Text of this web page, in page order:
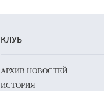
КЛУБ
АРХИВ НОВОСТЕЙ
ИСТОРИЯ